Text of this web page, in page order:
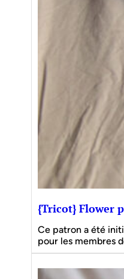
{Tricot} Flower
Ce patron a été
pour les membres